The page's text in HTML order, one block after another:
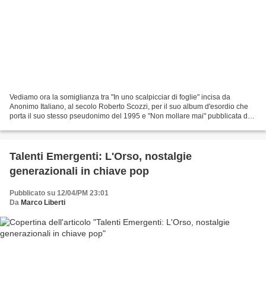
Vediamo ora la somiglianza tra "In uno scalpicciar di foglie" incisa da
Anonimo Italiano, al secolo Roberto Scozzi, per il suo album d'esordio che
porta il suo stesso pseudonimo del 1995 e "Non mollare mai" pubblicata da
Talenti Emergenti: L'Orso, nostalgie
generazionali in chiave pop
Pubblicato su 12/04/PM 23:01
Da Marco Liberti